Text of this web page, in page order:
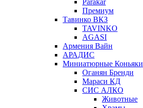
Parakar
Премиум
Тавинко ВКЗ
TAVINKO
AGASI
Армения Вайн
АРАДИС
Миниатюрные Коньяки
Оганян Бренди
Мараси КД
СИС АЛКО
Животные